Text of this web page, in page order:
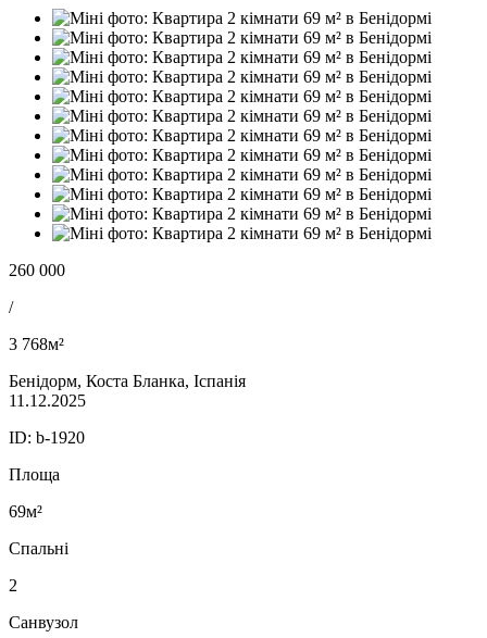
260 000
/
3 768м²
Бенідорм, Коста Бланка, Іспанія
11.12.2025
ID: b-1920
Площа
69м²
Спальні
2
Санвузол